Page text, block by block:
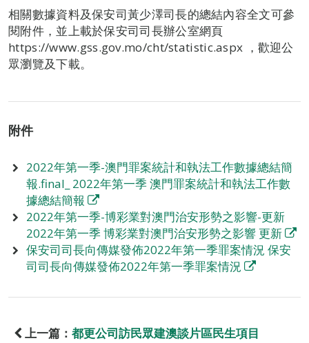
相關數據資料及保安司黃少澤司長的總結內容全文可參
閱附件，並上載於保安司司長辦公室網頁
https://www.gss.gov.mo/cht/statistic.aspx ，歡迎公
眾瀏覽及下載。
附件
2022年第一季-澳門罪案統計和執法工作數據總結簡
報.final_ 2022年第一季 澳門罪案統計和執法工作數
據總結簡報
2022年第一季-博彩業對澳門治安形勢之影響-更新
2022年第一季 博彩業對澳門治安形勢之影響 更新
保安司司長向傳媒發佈2022年第一季罪案情況 保安
司司長向傳媒發佈2022年第一季罪案情況
上一篇： 都更公司訪民眾建澳談片區民生項目